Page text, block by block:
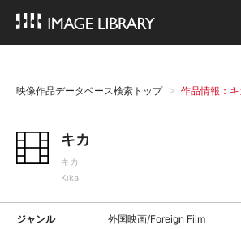
映像作品データベース検索トップ 作品情報：キ
キカ
キカ
Kika
ジャンル 外国映画/Foreign Film